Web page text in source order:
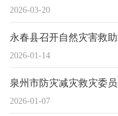
2026-03-20
2026-01-14
永春县召开自然灾害救助
2026-01-07
泉州市防灾减灾救灾委员会办公室关